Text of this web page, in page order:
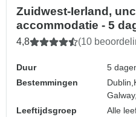
Zuidwest-Ierland,
accommodatie - 5
4,8 (10
Duur
5
Bestemmingen
Dublin,
Galway,
Leeftijdsgroep
Alle